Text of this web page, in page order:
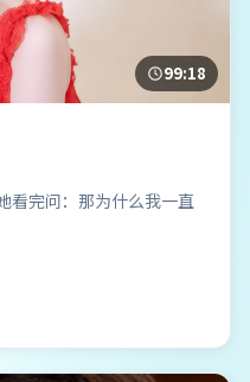
99:18
看完问：那为什么我一直